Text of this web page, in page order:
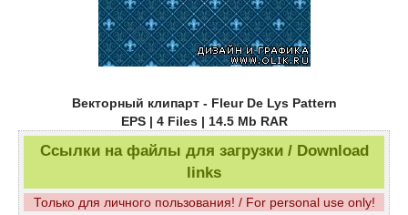
Векторный клипарт - Fleur De Lys Pattern
EPS | 4 Files | 14.5 Mb RAR
Ссылки на файлы для загрузки / Download
links
Только для личного пользования! / For personal use only!